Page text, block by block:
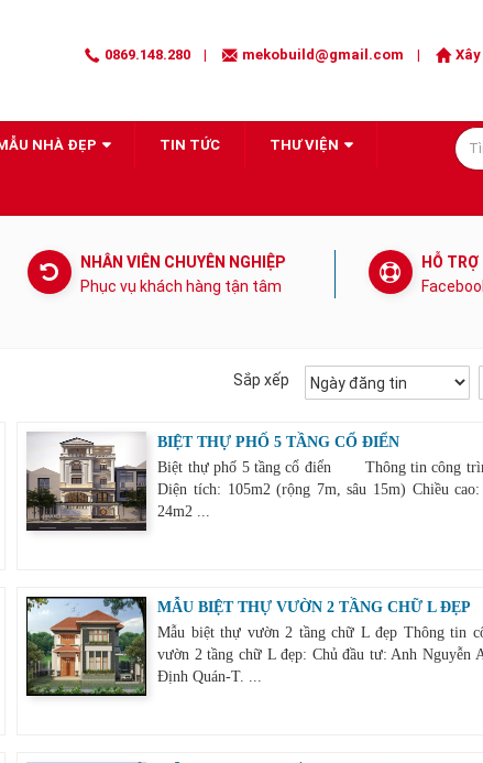
0869.148.280| mekobuild@gmail.com |
NHÀ ĐẸP TIN TỨC THƯ VIỆN
NHÂN VIÊN CHUYÊN NGHIỆP
Phục vụ khách hàng tận tâm
HỖ TRỢ
Sắp xếp
BIỆT THỰ PHỐ 5 TẦNG CỔ ĐIỂN
Biệt thự phố 5 tầng cổ điển Thông tin công
Diện tích: 105m2 (rộng 7m, sâu 15m) Chiều cao:
24m2 ...
MẪU BIỆT THỰ VƯỜN 2 TẦNG CHỮ L ĐẸP
Mẫu biệt thự vườn 2 tầng chữ L đẹp Thông tin
vườn 2 tầng chữ L đẹp: Chủ đầu tư: Anh Nguyễn
Định Quán-T. ...